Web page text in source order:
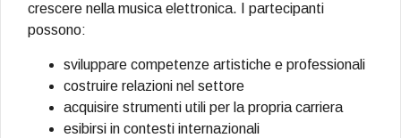
crescere nella musica elettronica. I partecipanti
possono:
sviluppare competenze artistiche e professionali
costruire relazioni nel settore
acquisire strumenti utili per la propria carriera
esibirsi in contesti internazionali